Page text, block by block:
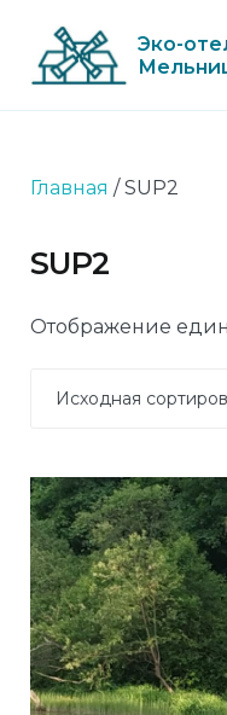
content
Эко-
Главная / SUP2
SUP2
Отображение